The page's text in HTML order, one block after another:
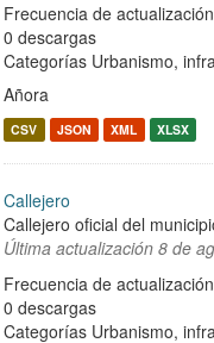
Frecuencia de
0 descargas
Categorías Urbanismo,
Añora
CSV JSON XML XLSX
Callejero
Callejero oficial del
Última actualización 8 de
Frecuencia de
0 descargas
Categorías Urbanismo,